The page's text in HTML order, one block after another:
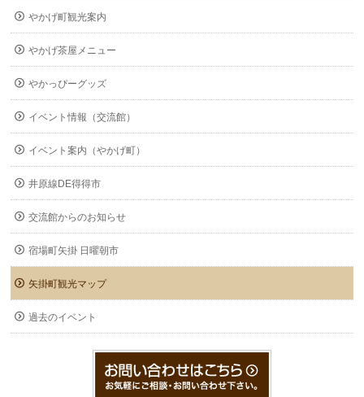
やかげ町観光案内
やかげ茶屋メニュー
やかっぴーグッズ
イベント情報（交流館）
イベント案内（やかげ町）
井原線DE得得市
交流館からのお知らせ
宿場町矢掛 日曜朝市
矢掛町観光マップ
過去のイベント